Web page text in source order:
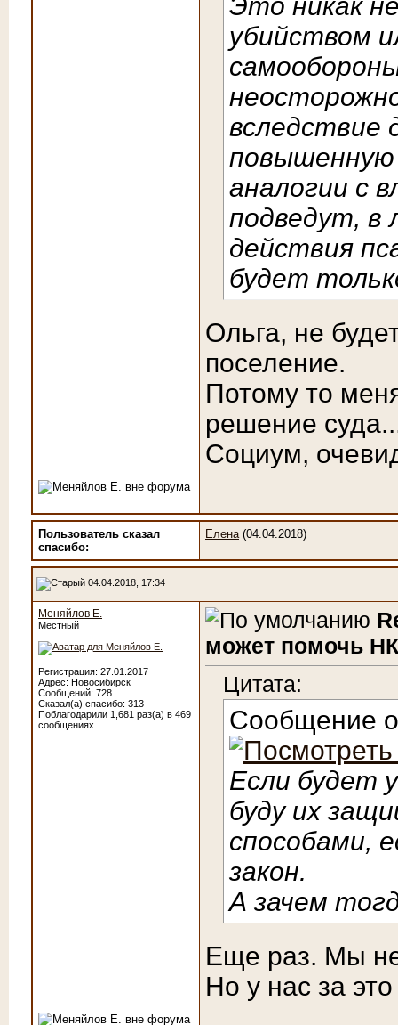
Это никак
убийством
вследствие
повышенную
аналогии с
подведут, в
действия
будет
Ольга, не
поселение.
Потому то
решение
Социум,
Пользователь сказал
cпасибо:
Елена(04.04.2018)
04.04.2018, 17:34
Меняйлов Е.
Местный
Регистрация: 27.01.2017
Адрес: Новосибирск
Сообщений: 728
Сказал(а) спасибо: 313
Поблагодарили 1,681 раз(а) в 469
сообщениях
может помочь
Цитата:
Сообщение
Если будет
буду их
способами,
закон.
А зачем
Еще раз. Мы
Но у нас за